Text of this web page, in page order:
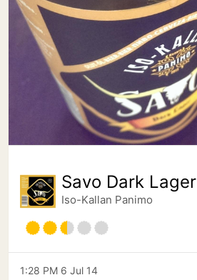
Savo Dark Lager
Iso-Kallan Panimo
1:28 PM 6 Jul 14